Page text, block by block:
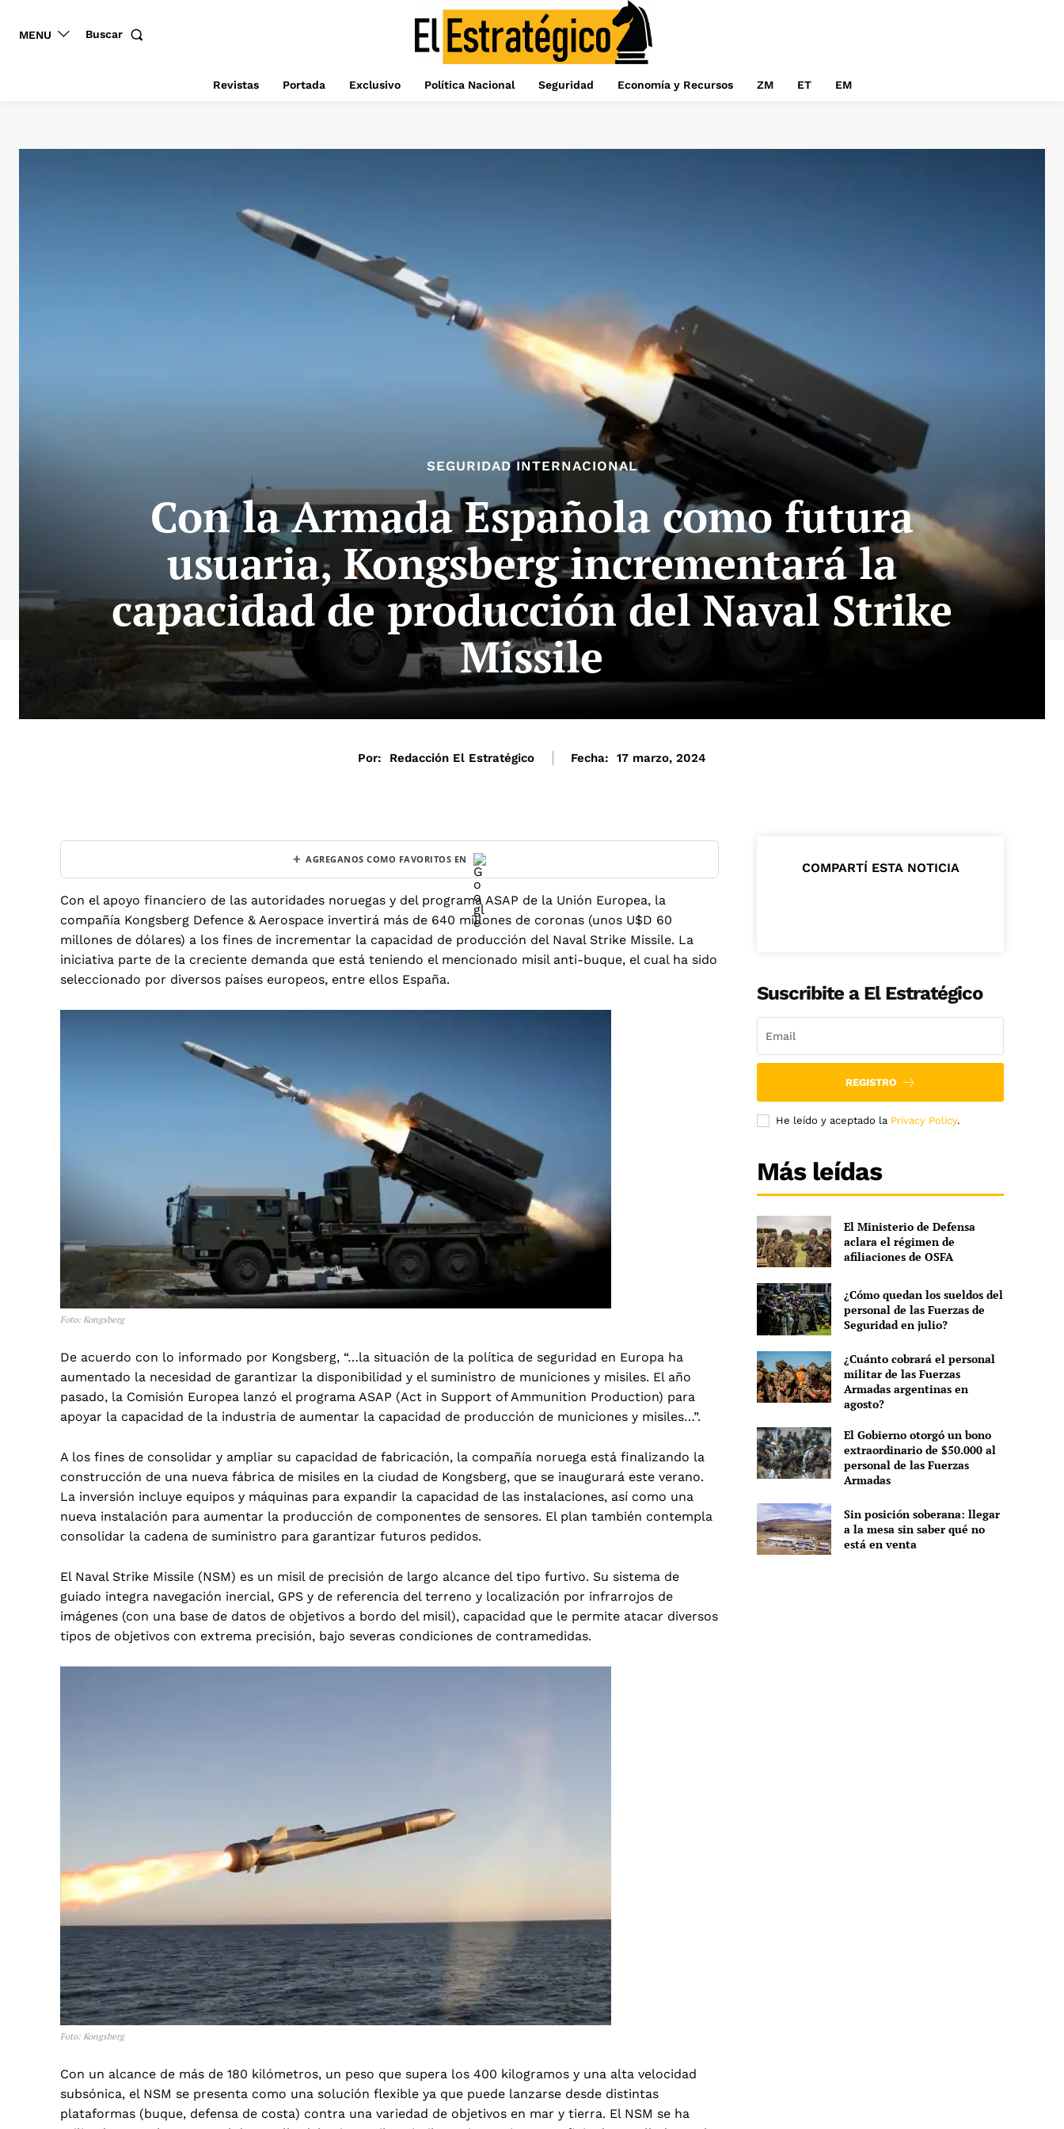
MENU Buscar
Revistas Portada Exclusivo Política Nacional Seguridad Economía y Recursos ZM ET EM
SEGURIDAD INTERNACIONAL
Con la Armada Española como futura
usuaria, Kongsberg incrementará la
capacidad de producción del Naval Strike
Missile
Por: Redacción El Estratégico Fecha: 17 marzo, 2024
+ AGREGANOS COMO FAVORITOS EN
Con el apoyo financiero de las autoridades noruegas y del programa ASAP de la Unión Europea, la
compañía Kongsberg Defence & Aerospace invertirá más de 640 millones de coronas (unos U$D 60
millones de dólares) a los fines de incrementar la capacidad de producción del Naval Strike Missile. La
iniciativa parte de la creciente demanda que está teniendo el mencionado misil anti-buque, el cual ha sido
seleccionado por diversos países europeos, entre ellos España.
Foto: Kongsberg
De acuerdo con lo informado por Kongsberg, “…la situación de la política de seguridad en Europa ha
aumentado la necesidad de garantizar la disponibilidad y el suministro de municiones y misiles. El año
pasado, la Comisión Europea lanzó el programa ASAP (Act in Support of Ammunition Production) para
apoyar la capacidad de la industria de aumentar la capacidad de producción de municiones y misiles…”.
A los fines de consolidar y ampliar su capacidad de fabricación, la compañía noruega está finalizando la
construcción de una nueva fábrica de misiles en la ciudad de Kongsberg, que se inaugurará este verano.
La inversión incluye equipos y máquinas para expandir la capacidad de las instalaciones, así como una
nueva instalación para aumentar la producción de componentes de sensores. El plan también contempla
consolidar la cadena de suministro para garantizar futuros pedidos.
El Naval Strike Missile (NSM) es un misil de precisión de largo alcance del tipo furtivo. Su sistema de
guiado integra navegación inercial, GPS y de referencia del terreno y localización por infrarrojos de
imágenes (con una base de datos de objetivos a bordo del misil), capacidad que le permite atacar diversos
tipos de objetivos con extrema precisión, bajo severas condiciones de contramedidas.
Foto: Kongsberg
Con un alcance de más de 180 kilómetros, un peso que supera los 400 kilogramos y una alta velocidad
subsónica, el NSM se presenta como una solución flexible ya que puede lanzarse desde distintas
plataformas (buque, defensa de costa) contra una variedad de objetivos en mar y tierra. El NSM se ha
COMPARTÍ ESTA NOTICIA
Suscribite a El Estratégico
REGISTRO
He leído y aceptado la Privacy Policy.
Más leídas
El Ministerio de Defensa
aclara el régimen de
afiliaciones de OSFA
¿Cómo quedan los sueldos del
personal de las Fuerzas de
Seguridad en julio?
¿Cuánto cobrará el personal
militar de las Fuerzas
Armadas argentinas en
agosto?
El Gobierno otorgó un bono
extraordinario de $50.000 al
personal de las Fuerzas
Armadas
Sin posición soberana: llegar
a la mesa sin saber qué no
está en venta